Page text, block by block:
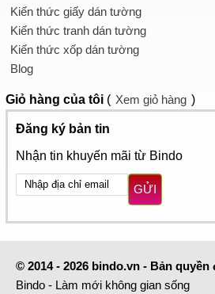
Kiến thức giấy dán tường
Kiến thức tranh dán tường
Kiến thức xốp dán tường
Blog
Giỏ hàng của tôi ( Xem giỏ hàng )
Đăng ký bản tin
Nhận tin khuyến mãi từ Bindo
GỬI
© 2014 - 2026 bindo.vn - Bản
Bindo - Làm mới không gian sống